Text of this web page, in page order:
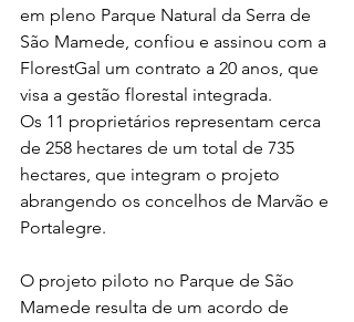
em pleno Parque Natural da Serra de
São Mamede, confiou e assinou com a
FlorestGal um contrato a 20 anos, que
visa a gestão florestal integrada.
Os 11 proprietários representam cerca
de 258 hectares de um total de 735
hectares, que integram o projeto
abrangendo os concelhos de Marvão e
Portalegre.
O projeto piloto no Parque de São
Mamede resulta de um acordo de